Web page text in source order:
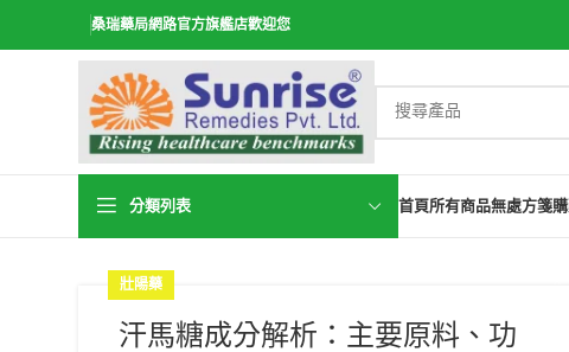
桑瑞藥局網路官方旗艦店歡迎您
分類列表 首頁所有商品無處方箋
壯陽藥
汗馬糖成分解析：主要原料、功